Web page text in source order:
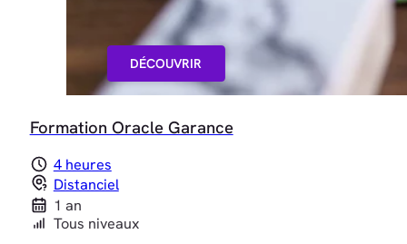
DÉCOUVRIR
Formation Oracle Garance
4 heures
Distanciel
1 an
Tous niveaux